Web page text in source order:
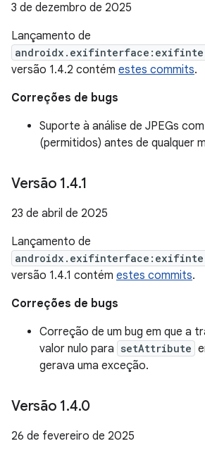
3 de dezembro de 2025
Lançamento de
versão 1.4.2 contém estes commits.
Correções de bugs
Suporte à análise de JPEGs
(permitidos) antes de qualquer
Versão 1.4.1
23 de abril de 2025
Lançamento de
versão 1.4.1 contém estes commits.
Correções de bugs
Correção de um bug em que a
valor nulo para setAttribute
gerava uma exceção.
Versão 1.4.0
26 de fevereiro de 2025